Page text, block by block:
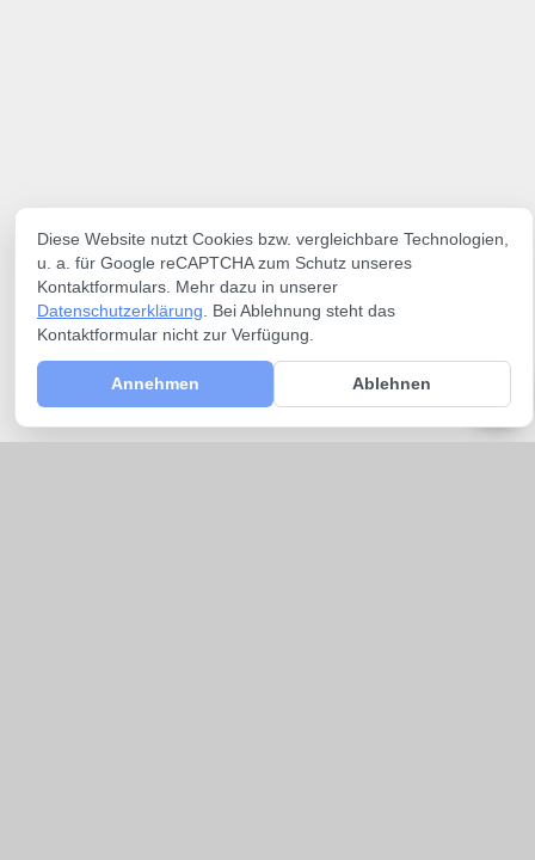
Diese Website nutzt Cookies bzw. vergleichbare Technologien,
u. a. für Google reCAPTCHA zum Schutz unseres
Kontaktformulars. Mehr dazu in unserer
Datenschutzerklärung . Bei Ablehnung steht das
Kontaktformular nicht zur Verfügung.
Annehmen Ablehnen